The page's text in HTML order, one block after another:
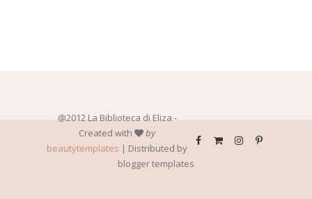
@2012 La Biblioteca di Eliza -
Created with
by
beautytemplates | Distributed by
blogger templates